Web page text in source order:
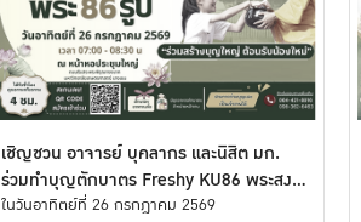
เชิญชวน อาจารย์ บุคลากร และนิสิต มก.
ร่วมทำบุญตักบาตร Freshy KU86 พระสงฆ์
86 รูป
ในวันอาทิตย์ที่ 26 กรกฎาคม 2569